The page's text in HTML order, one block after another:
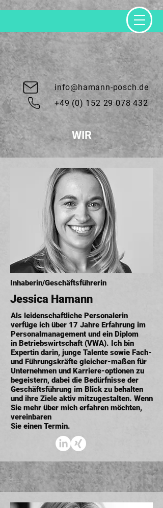
+49 (0) 152 29 078 432
info@hamann-posch.de
WIR
Inhaberin/Geschäftsführerin
Jessica Hamann
Als leidenschaftliche Personalerin
verfüge ich über 17 Jahre Erfahrung im
Personalmanagement und ein Diplom
in Betriebswirtschaft (VWA). Ich bin
Expertin darin, junge Talente sowie Fach-
und Führungskräfte gleicher-maßen für
Unternehmen und Karriere-optionen zu
begeistern, dabei die Bedürfnisse der
Geschäftsführung im Blick zu behalten
und ihre Ziele aktiv mitzugestalten. Wenn
Sie mehr über mich erfahren möchten,
vereinbaren
Sie einen Termin.